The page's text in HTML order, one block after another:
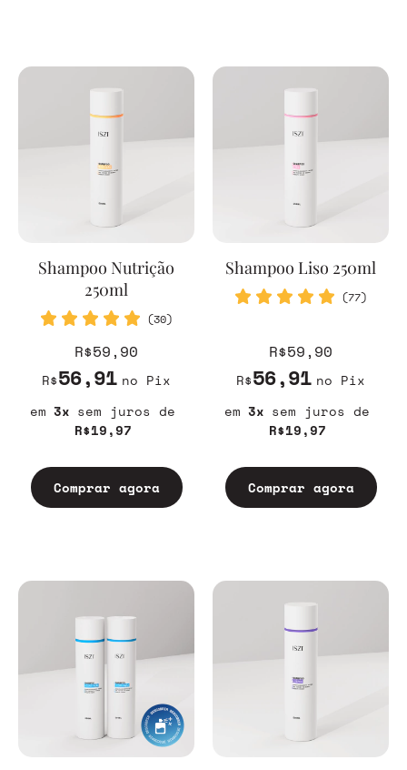
Shampoo Nutrição
250ml
(30)
R$59,90
R$56,91 no Pix
3
R$19,97
sem juros
Comprar agora
Shampoo Liso 250ml
(77)
R$59,90
R$56,91 no Pix
3
R$19,97
sem juros
Comprar agora